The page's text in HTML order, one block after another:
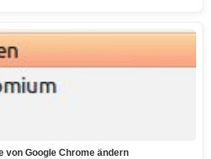
von Google Chrome ändern